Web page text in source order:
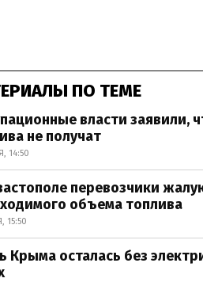
ПО ТЕМЕ
власти
не получат
14:50
перевозчики
объема топлива
15:50
Крыма осталась без